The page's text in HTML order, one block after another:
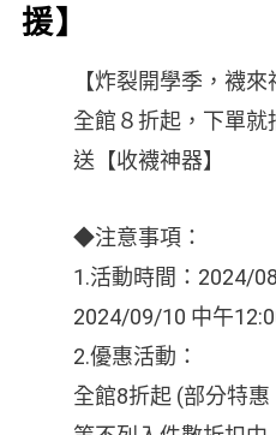
援】
【炸裂開學季，襪來
全館８折起，下單
送【收襪神器】
◆注意事項：
1.活動時間：2024/
2024/09/10 中午
2.優惠活動：
全館8折起 (部分特